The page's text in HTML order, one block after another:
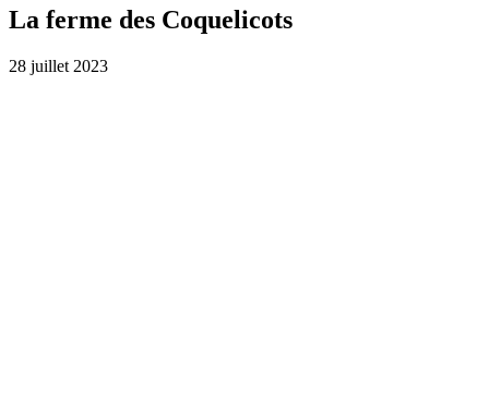
La ferme des Coquelicots
28 juillet 2023